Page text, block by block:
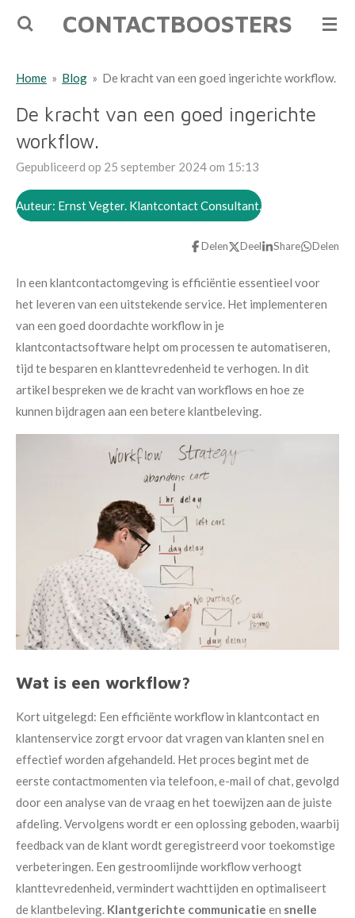
Ga
de
CONTACTBOOSTERS
Home » Blog » De kracht van een goed ingerichte workflow.
De kracht van een goed ingerichte
workflow.
Gepubliceerd op 25 september 2024 om 15:13
Auteur: Ernst Vegter. Klantcontact Consultant.
Delen Deel Share Delen
In een klantcontactomgeving is efficiëntie essentieel voor
het leveren van een uitstekende service. Het implementeren
van een goed doordachte workflow in je
klantcontactsoftware helpt om processen te automatiseren,
tijd te besparen en klanttevredenheid te verhogen. In dit
artikel bespreken we de kracht van workflows en hoe ze
kunnen bijdragen aan een betere klantbeleving.
Wat is een workflow?
Kort uitgelegd: Een efficiënte workflow in klantcontact en
klantenservice zorgt ervoor dat vragen van klanten snel en
effectief worden afgehandeld. Het proces begint met de
eerste contactmomenten via telefoon, e-mail of chat, gevolgd
door een analyse van de vraag en het toewijzen aan de juiste
afdeling. Vervolgens wordt er een oplossing geboden, waarbij
feedback van de klant wordt geregistreerd voor toekomstige
verbeteringen. Een gestroomlijnde workflow verhoogt
klanttevredenheid, vermindert wachttijden en optimaliseert
de klantbeleving. Klantgerichte communicatie en snelle